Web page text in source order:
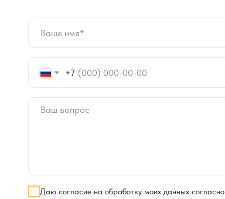
+7
Даю согласие на обработку моих данных согласно